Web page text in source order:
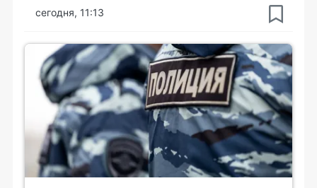
сегодня, 11:13